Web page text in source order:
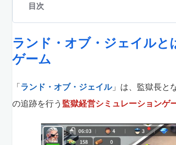
目次
ランド・オブ・ジェイル
ゲーム
「ランド・オブ・ジェイル」は、監獄長と
の追跡を行う 監獄経営シミュレーションゲ